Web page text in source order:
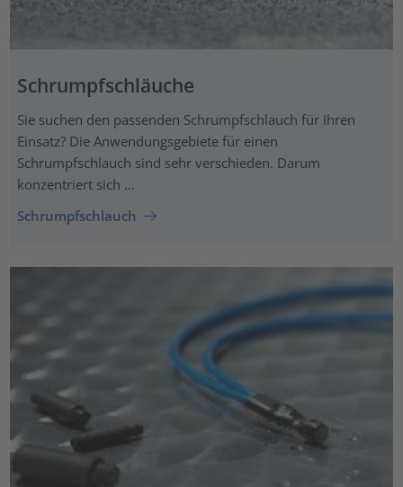
Schrumpfschläuche
Sie suchen den passenden Schrumpfschlauch für Ihren
Einsatz? Die Anwendungsgebiete für einen
Schrumpfschlauch sind sehr verschieden. Darum
konzentriert sich ...
Schrumpfschlauch